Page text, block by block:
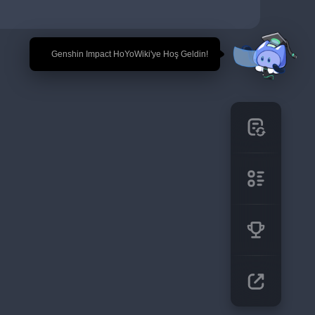
🎉 Genshin Impact HoYoWiki'ye Hoş Geldin!